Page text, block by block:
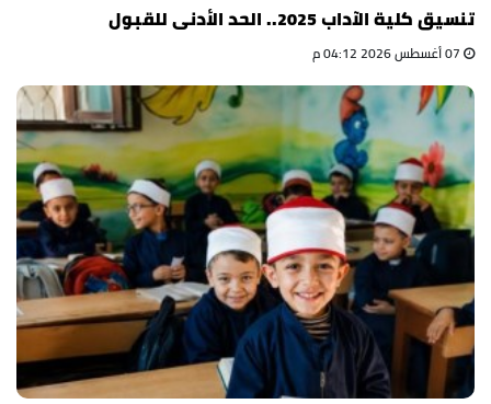
تنسيق كلية الآداب 2025.. الحد الأدنى للقبول